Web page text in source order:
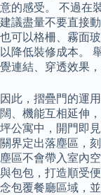
意的感受。 不過在
建議盡量不要直接
也可以格柵、霧面
以降低裝修成本。
覺連結、穿透效果
因此，摺疊門的運
闊、機能互相延伸
坪公寓中，開門即
關界定出落塵區，
塵區不會帶入室內
與包包，打造順受
念包覆餐廳區域，